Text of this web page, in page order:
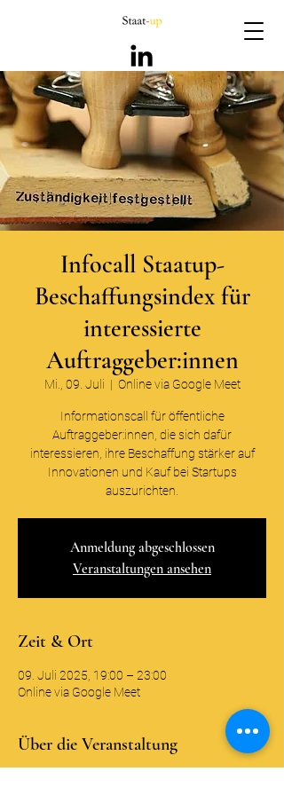
Infocall Staatup-
Beschaffungsindex für
interessierte
Auftraggeber:innen
Mi., 09. Juli
  |
Online via Google Meet
Informationscall für öffentliche
Auftraggeber:innen, die sich dafür
interessieren, ihre Beschaffung stärker auf
Innovationen und Kauf bei Startups
auszurichten.
Anmeldung abgeschlossen
Veranstaltungen ansehen
Zeit & Ort
09. Juli 2025, 19:00 – 23:00
Online via Google Meet
Über die Veranstaltung